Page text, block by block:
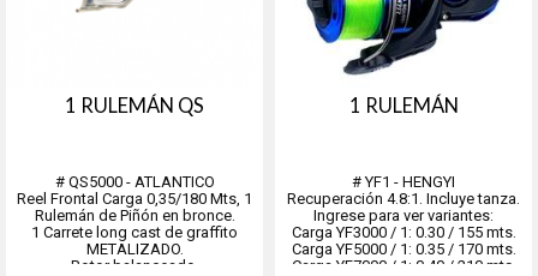
1 RULEMÁN QS
# QS5000 - ATLANTICO
Reel Frontal Carga 0,35/180 Mts, 1
Rulemán de Piñón en bronce.
1 Carrete long cast de graffito
METALIZADO.
Rotor balanceado.
1 RULEMÁN
# YF1 - HENGYI
Recuperación 4.8:1. Incluye tanza.
Ingrese para ver variantes:
Carga YF3000 / 1: 0.30 / 155 mts.
Carga YF5000 / 1: 0.35 / 170 mts.
Carga YF7000 / 1: 0.40 / 210 mts.